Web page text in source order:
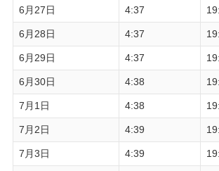
6月27日 4:37
6月28日 4:37
6月29日 4:37
6月30日 4:38
7月1日 4:38
7月2日 4:39
7月3日 4:39